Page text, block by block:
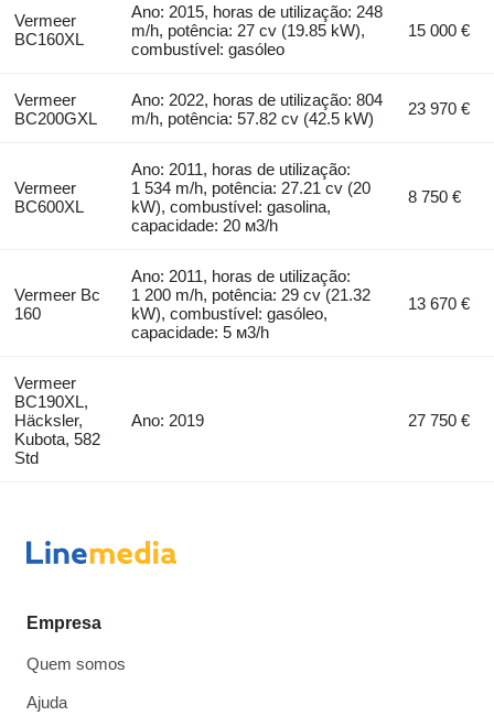
Vermeer
BC160XL
Ano: 2015, horas de utilização: 248
m/h, potência: 27 cv (19.85 kW),
combustível: gasóleo
15 000 €
Vermeer
BC200GXL
Ano: 2022, horas de utilização: 804
m/h, potência: 57.82 cv (42.5 kW)
23 970 €
Vermeer
BC600XL
Ano: 2011, horas de utilização:
1 534 m/h, potência: 27.21 cv (20
kW), combustível: gasolina,
capacidade: 20 м3/h
8 750 €
Vermeer Bc
160
Ano: 2011, horas de utilização:
1 200 m/h, potência: 29 cv (21.32
kW), combustível: gasóleo,
capacidade: 5 м3/h
13 670 €
Vermeer
BC190XL,
Häcksler,
Kubota, 582
Std
Ano: 2019 27 750 €
Empresa
Quem somos
Ajuda